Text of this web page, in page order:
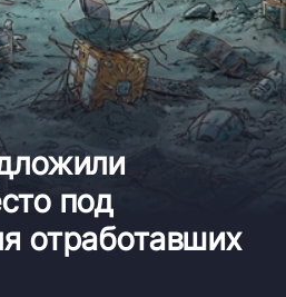
под
отработавших